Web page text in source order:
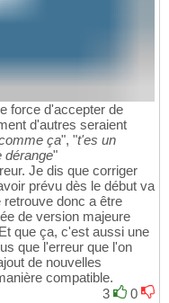
force d'accepter de
d'autres seraient
ça", "t'es un
dérange"
Je dis que corriger
prévu dès le début va
donc a être
de version majeure
que ça, c'est aussi une
que l'erreur que l'on
de nouvelles
compatible.
3
0